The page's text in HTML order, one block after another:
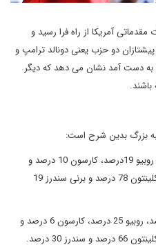
مقدماتی آمریکا از راه فرا رسید و
دو حزب یعنی دونالد ترامپ و
به دست آمد نشان می دهد که دیگر
باشند.
بزرگ بدین شرح است:
ترامپ 43 درصد، کروز 21 درصد، روبیو 19درصد، کارسون 10 درصد و
کیسیک 4 درصد. در میان دموکرات ها، کلینتون 78 درصد و برنی سندرز 19
ترامپ 33 درصد، کروز 31 درصد، روبیو 25 درصد، کارسون 6 درصد و